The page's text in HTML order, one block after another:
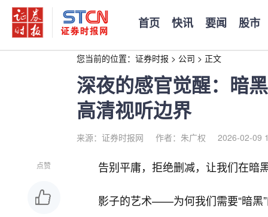
首页 快讯 要闻 股市
您当前的位置： 证券时报 > 公司 > 正文
深夜的感官觉醒：暗
高清视听边界
来源：证券时报网 作者：朱广权 2026-02-09
点赞 告别平庸，拒绝删减，让我们在暗
影子的艺术——为何我们需要“暗黑